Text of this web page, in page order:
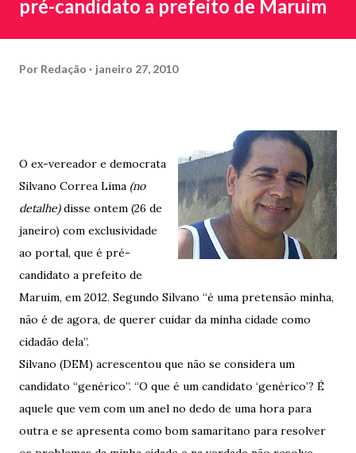
pré-candidato a prefeito de Maruim
Por Redação janeiro 27, 2010
O ex-vereador e democrata
Silvano Correa Lima (no
detalhe)disse ontem (26 de
janeiro) com exclusividade
ao portal, que é pré-
candidato a prefeito de
Maruim, em 2012. Segundo Silvano “é uma pretensão minha,
não é de agora, de querer cuidar da minha cidade como
cidadão dela”.
Silvano (DEM) acrescentou que não se considera um
candidato “genérico”. “O que é um candidato ‘genérico’? É
aquele que vem com um anel no dedo de uma hora para
outra e se apresenta como bom samaritano para resolver